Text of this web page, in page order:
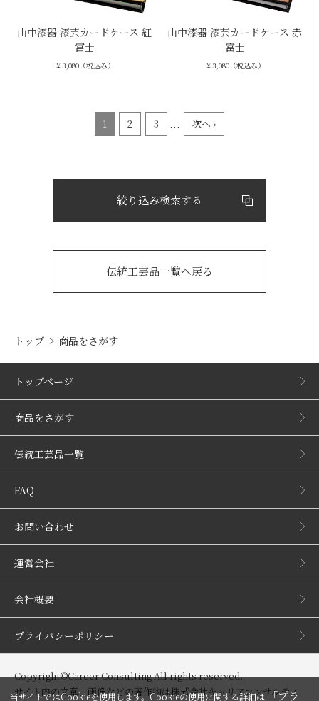
山中漆器 漆芸カードケース 紅
富士
￥3,080（税込み）
山中漆器 漆芸カードケース 赤
富士
￥3,080（税込み）
1 2 3 ... 次へ ›
絞り込み検索する
伝統工芸品一覧へ戻る
トップ 商品をさがす
トップページ
商品をさがす
伝統工芸品一覧
FAQ
お問い合わせ
運営会社
会社概要
プライバシーポリシー
Copyright©Career Consulting All rights reserved.
サイト内の文章、画像などの著作物は株式会社キャリアコンサルティ
当サイトではCookieを使用します。Cookieの使用に関する詳細は「プラ